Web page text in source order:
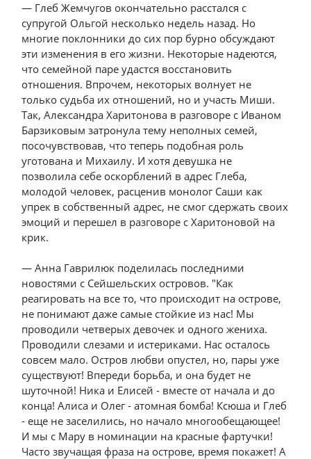
— Глеб Жемчугов окончательно расстался с
супругой Ольгой несколько недель назад. Но
многие поклонники до сих пор бурно обсуждают
эти изменения в его жизни. Некоторые надеются,
что семейной паре удастся восстановить
отношения. Впрочем, некоторых волнует не
только судьба их отношений, но и участь Миши.
Так, Александра Харитонова в разговоре с Иваном
Барзиковым затронула тему неполных семей,
посочувствовав, что теперь подобная роль
уготована и Михаилу. И хотя девушка не
позволила себе оскорблений в адрес Глеба,
молодой человек, расценив монолог Саши как
упрек в собственный адрес, не смог сдержать своих
эмоций и перешел в разговоре с Харитоновой на
крик.
— Анна Гаврилюк поделилась последними
новостями с Сейшельских островов. "Как
реагировать на все то, что происходит на острове,
не понимают даже самые стойкие из нас! Мы
проводили четверых девочек и одного жениха.
Проводили слезами и истериками. Нас осталось
совсем мало. Остров любви опустел, но, пары уже
существуют! Впереди борьба, и она будет не
шуточной! Ника и Елисей - вместе от начала и до
конца! Алиса и Олег - атомная бомба! Ксюша и Глеб
- еще не заселились, но начало многообещающее!
И мы с Мару в номинации на красные фартучки!
Часто звучащая фраза на острове, время покажет! А